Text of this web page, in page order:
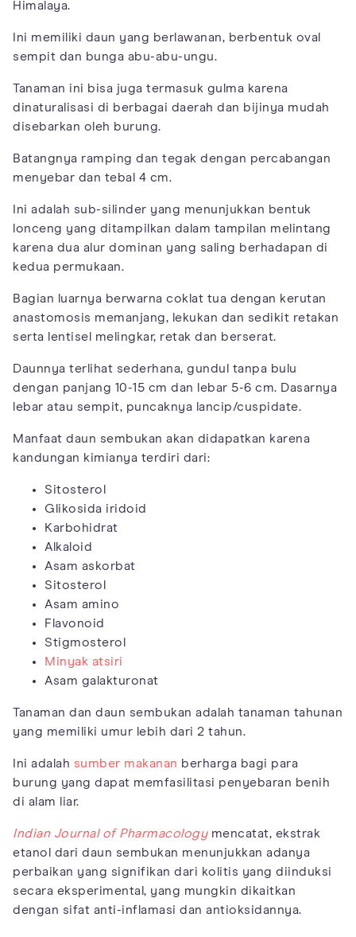
Himalaya.
Ini memiliki daun yang berlawanan, berbentuk oval
sempit dan bunga abu-abu-ungu.
Tanaman ini bisa juga termasuk gulma karena
dinaturalisasi di berbagai daerah dan bijinya mudah
disebarkan oleh burung.
Batangnya ramping dan tegak dengan percabangan
menyebar dan tebal 4 cm.
Ini adalah sub-silinder yang menunjukkan bentuk
lonceng yang ditampilkan dalam tampilan melintang
karena dua alur dominan yang saling berhadapan di
kedua permukaan.
Bagian luarnya berwarna coklat tua dengan kerutan
anastomosis memanjang, lekukan dan sedikit retakan
serta lentisel melingkar, retak dan berserat.
Daunnya terlihat sederhana, gundul tanpa bulu
dengan panjang 10-15 cm dan lebar 5-6 cm. Dasarnya
lebar atau sempit, puncaknya lancip/cuspidate.
Manfaat daun sembukan akan didapatkan karena
kandungan kimianya terdiri dari:
Sitosterol
Glikosida iridoid
Karbohidrat
Alkaloid
Asam askorbat
Sitosterol
Asam amino
Flavonoid
Stigmosterol
Minyak atsiri
Asam galakturonat
Tanaman dan daun sembukan adalah tanaman tahunan
yang memiliki umur lebih dari 2 tahun.
Ini adalah sumber makanan berharga bagi para
burung yang dapat memfasilitasi penyebaran benih
di alam liar.
Indian Journal of Pharmacologymencatat, ekstrak
etanol dari daun sembukan menunjukkan adanya
perbaikan yang signifikan dari kolitis yang diinduksi
secara eksperimental, yang mungkin dikaitkan
dengan sifat anti-inflamasi dan antioksidannya.